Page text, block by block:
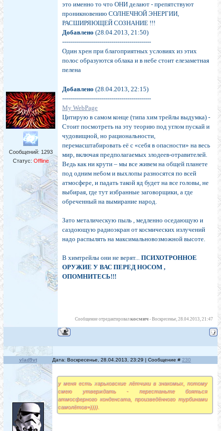
Сообщений: 1293
Статус: Offline
это именно то что ОНИ делают - препятствуют
проникновению СОЛНЕЧНОЙ ЭНЕРГИИ,
РАСШИРЯЮЩЕЙ СОЗНАНИЕ !!!
Добавлено (28.04.2013, 21:50)
---------------------------------------------
Один хрен при благоприятных условиях из этих
полос образуются облака и в небе стоит елезаметная
пелена
Добавлено (28.04.2013, 22:15)
---------------------------------------------
My WebPage
Цитирую в самом конце (типа хим трейлы выдумка) -
Стоит посмотреть на эту теорию под углом пускай и
чудовищной, но рациональности,
перемасштабировать её с «себя в опасности» на весь
мир, включая предполагаемых злодеев-отравителей.
Ведь как ни крути – мы все живем на общей планете
под одним небом и выхлопы разносятся по всей
атмосфере, и падать такой яд будет на все головы, не
выбирая, где тут избранные заговорщики, а где
обреченный на вымирание народ.
Зато металическую пыль , медленно оседающую и
саздоющую радиоэкран от космических излучений
надо распылять на максимальновозможной высоте.
В химтрейлы они не верят... ПСИХОТРОННОЕ
ОРУЖИЕ У ВАС ПЕРЕД НОСОМ ,
ОПОМНИТЕСЬ!!!
Сообщение отредактировал космич - Воскресенье, 28.04.2013, 21:47
vlad9vt Дата: Воскресенье, 28.04.2013, 23:29 | Сообщение # 230
у меня есть харьковские лётчики в знакомых, потому
смею утверждать - перестаньте бояться
атмосферного конденсата, произведённого турбинами
самолётов=)))).